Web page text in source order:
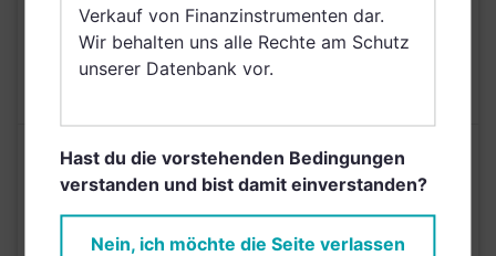
N/A
MAX. LAUFENDE
N/A
Risikoeinstufung laut Anbieter (KID)
Verkauf von Finanzinstrumenten dar.
Wir behalten uns alle Rechte am Schutz
unserer Datenbank vor.
Hast du die vorstehenden Bedingungen
verstanden und bist damit einverstanden?
Nein, ich möchte die Seite verlassen